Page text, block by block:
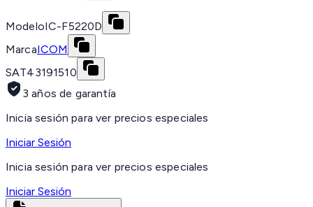
ModeloIC-F5220D
MarcaICOM
SAT43191510
3 años de garantía
Inicia sesión para ver precios especiales
Iniciar Sesión
Inicia sesión para ver precios especiales
Iniciar Sesión